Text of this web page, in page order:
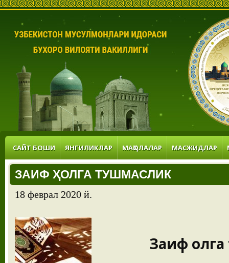
САЙТ БОШИ ЯНГИЛИКЛАР МАҚОЛАЛАР МАСЖИДЛАР
ЗАИФ ҲОЛГА ТУШМАСЛИК
18 феврал 2020 й.
Заиф